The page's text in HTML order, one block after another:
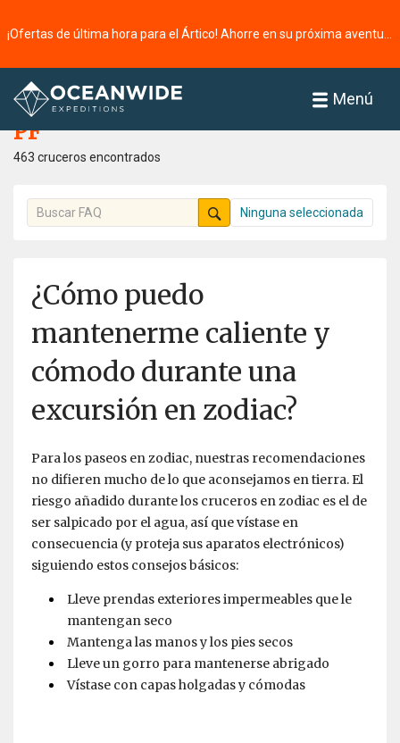
Menú
Página principal
PF
463 cruceros encontrados
Ninguna seleccionada
¿Cómo puedo
mantenerme caliente y
cómodo durante una
excursión en zodiac?
Para los paseos en zodiac, nuestras recomendaciones
no difieren mucho de lo que aconsejamos en tierra. El
riesgo añadido durante los cruceros en zodiac es el de
ser salpicado por el agua, así que vístase en
consecuencia (y proteja sus aparatos electrónicos)
siguiendo estos consejos básicos:
Lleve prendas exteriores impermeables que le
mantengan seco
Mantenga las manos y los pies secos
Lleve un gorro para mantenerse abrigado
Vístase con capas holgadas y cómodas